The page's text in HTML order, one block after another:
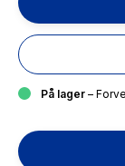
På lager –